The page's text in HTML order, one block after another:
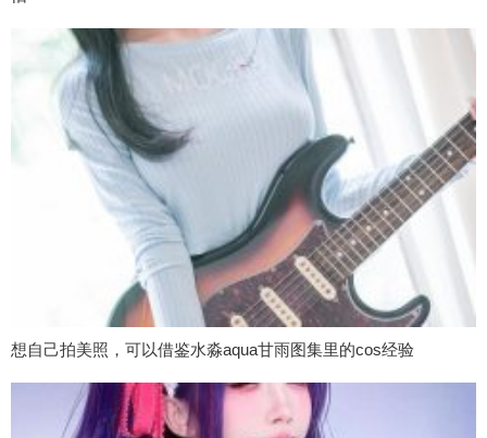
想自己拍美照，可以借鉴水淼aqua甘雨图集里的cos经验